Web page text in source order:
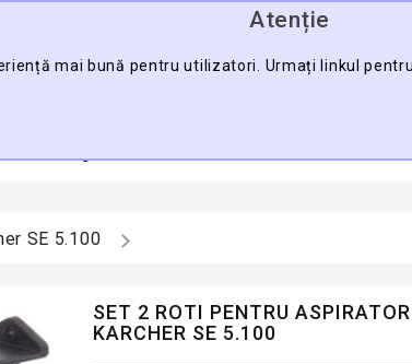
Atenție
mai bună pentru utilizatori. Urmați linkul
SE 5.100
SET 2 ROTI PENTRU ASPIRATOR
KARCHER SE 5.100